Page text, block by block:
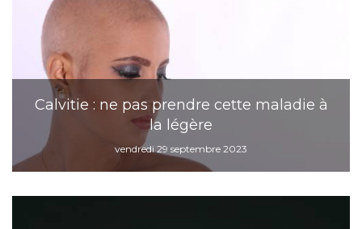
Calvitie : ne pas prendre cette maladie à
la légère
vendredi 29 septembre 2023